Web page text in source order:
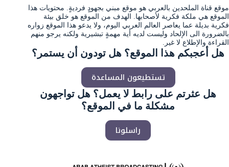
موقع قناة الملحدين بالعربي هو موقع مبني بجهودٍ فرديةٍ. محتويات هذا
الموقع هي ملكة فكرية لأصحابها. الهدف من الموقع هو خلق بيئة
فكرية بديلة عما يعاصر العالم العربي اليوم، ولا يدعو هذا الموقع زواره
بالضرورة الى الإلحاد وليست لديه أية مهمةٍ تبشيرية ولكنه يرجو منهم
القراءة والإطلاع لا غير.
هل أعجبكم هذا الموقع؟ هل تودون أن يستمر؟
تستطيعون المساعدة
هل عثرتم على رابط لا يعمل؟ هل تواجهون
مشكلة ما في الموقع؟
راسلونا